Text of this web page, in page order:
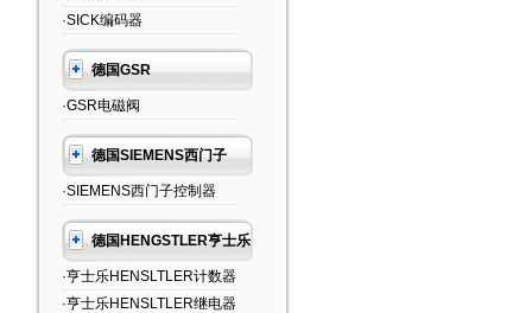
·SICK编码器
德国GSR
·GSR电磁阀
德国SIEMENS西门子
·SIEMENS西门子控制器
德国HENGSTLER亨士乐
·亨士乐HENSLTLER计数器
·亨士乐HENSLTLER继电器